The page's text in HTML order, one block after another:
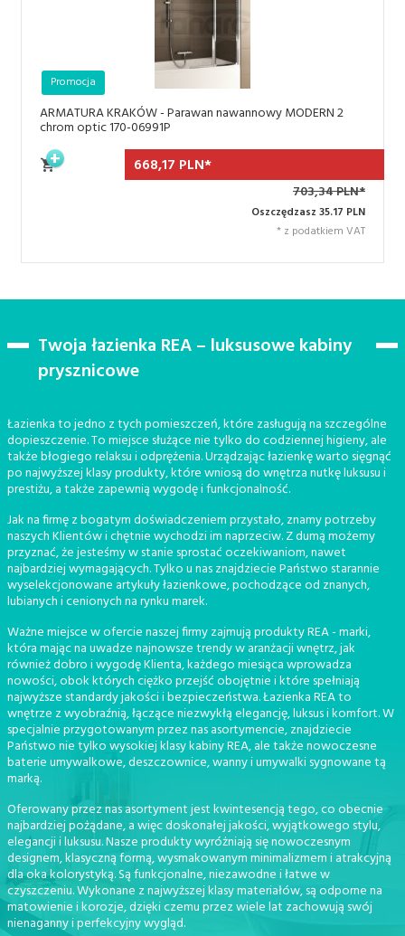
ARMATURA KRAKÓW - Parawan nawannowy MODERN 2
chrom optic 170-06991P
Promocja
668,17 PLN*
703,34 PLN*
Oszczędzasz 35.17 PLN
* z podatkiem VAT
Twoja łazienka REA – luksusowe kabiny
prysznicowe
Łazienka to jedno z tych pomieszczeń, które zasługują na szczególne
dopieszczenie. To miejsce służące nie tylko do codziennej higieny, ale
także błogiego relaksu i odprężenia. Urządzając łazienkę warto sięgnąć
po najwyższej klasy produkty, które wniosą do wnętrza nutkę luksusu i
prestiżu, a także zapewnią wygodę i funkcjonalność.
Jak na firmę z bogatym doświadczeniem przystało, znamy potrzeby
naszych Klientów i chętnie wychodzi im naprzeciw. Z dumą możemy
przyznać, że jesteśmy w stanie sprostać oczekiwaniom, nawet
najbardziej wymagających. Tylko u nas znajdziecie Państwo starannie
wyselekcjonowane artykuły łazienkowe, pochodzące od znanych,
lubianych i cenionych na rynku marek.
Ważne miejsce w ofercie naszej firmy zajmują produkty REA - marki,
która mając na uwadze najnowsze trendy w aranżacji wnętrz, jak
również dobro i wygodę Klienta, każdego miesiąca wprowadza
nowości, obok których ciężko przejść obojętnie i które spełniają
najwyższe standardy jakości i bezpieczeństwa. Łazienka REA to
wnętrze z wyobraźnią, łączące niezwykłą elegancję, luksus i komfort. W
specjalnie przygotowanym przez nas asortymencie, znajdziecie
Państwo nie tylko wysokiej klasy kabiny REA, ale także nowoczesne
baterie umywalkowe, deszczownice, wanny i umywalki sygnowane tą
marką.
Oferowany przez nas asortyment jest kwintesencją tego, co obecnie
najbardziej pożądane, a więc doskonałej jakości, wyjątkowego stylu,
elegancji i luksusu. Nasze produkty wyróżniają się nowoczesnym
designem, klasyczną formą, wysmakowanym minimalizmem i atrakcyjną
dla oka kolorystyką. Są funkcjonalne, niezawodne i łatwe w
czyszczeniu. Wykonane z najwyższej klasy materiałów, są odporne na
matowienie i korozje, dzięki czemu przez wiele lat zachowują swój
nienaganny i perfekcyjny wygląd.